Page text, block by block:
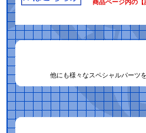
商品ページ内の【
他にも様々なスペシャルパーツ